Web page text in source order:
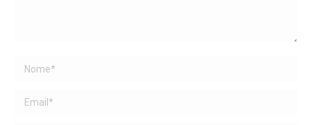
Name *
Email *